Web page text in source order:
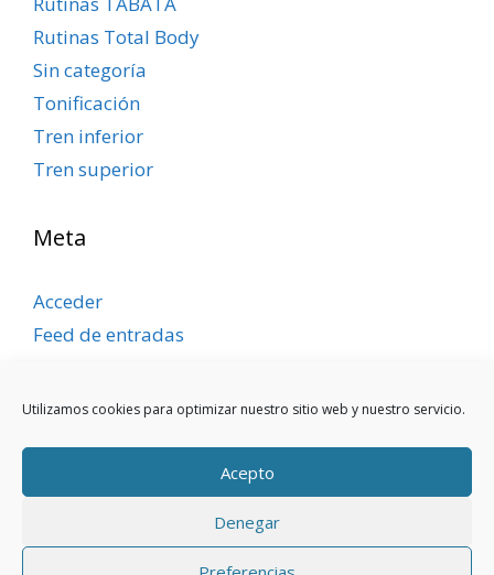
Utilizamos cookies para optimizar nuestro sitio web y nuestro servicio.
Acepto
Denegar
Rutinas Total Body
Sin categoría
Tonificación
Tren inferior
Tren superior
Meta
Acceder
Feed de entradas
WordPress.org
Aviso legal|Política de privacidad|Política de